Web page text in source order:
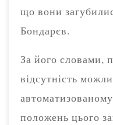
що вони
Бондарєв.
За його словами,
відсутність
положень цього